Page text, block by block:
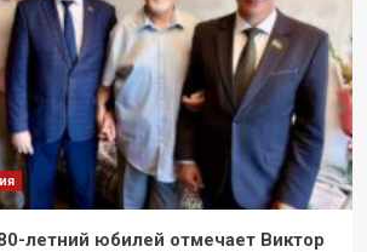
летний юбилей отмечает Виктор